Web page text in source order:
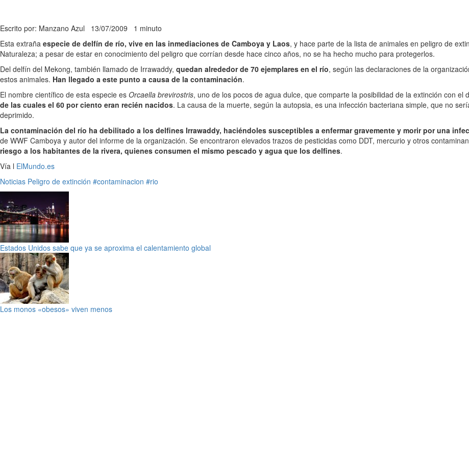
Escrito por: Manzano Azul 13/07/2009 1 minuto
Esta extraña especie de delfín de río, vive en las inmediaciones de Camboya y Laos, y hace parte de la lista de animales en peligro de
Naturaleza; a pesar de estar en conocimiento del peligro que corrían desde hace cinco años, no se ha hecho mucho para protegerlos.
Del delfín del Mekong, también llamado de Irrawaddy, quedan alrededor de 70 ejemplares en el río, según las declaraciones de la
estos animales. Han llegado a este punto a causa de la contaminación.
El nombre científico de esta especie es Orcaella brevirostris, uno de los pocos de agua dulce, que comparte la posibilidad de la extinción con el
de las cuales el 60 por ciento eran recién nacidos. La causa de la muerte, según la autopsia, es una infección bacteriana simple, que no
deprimido.
La contaminación del río ha debilitado a los delfines Irrawaddy, haciéndoles susceptibles a enfermar gravemente y morir por una
de WWF Camboya y autor del informe de la organización. Se encontraron elevados trazos de pesticidas como DDT, mercurio y otros
riesgo a los habitantes de la rivera, quienes consumen el mismo pescado y agua que los delfines.
Vía l ElMundo.es
Noticias Peligro de extinción #contaminacion #rio
Estados Unidos sabe que ya se aproxima el calentamiento global
Los monos «obesos» viven menos